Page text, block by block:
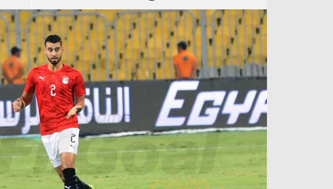
آراء حرة
ركن الألعاب
الدوري السعودي للمحترفين
دوري أبطال أوروبا
دوري أبطال إفريقيا
كل البطولات